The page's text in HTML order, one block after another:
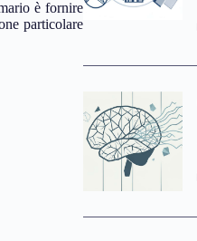
è fornire
particolare